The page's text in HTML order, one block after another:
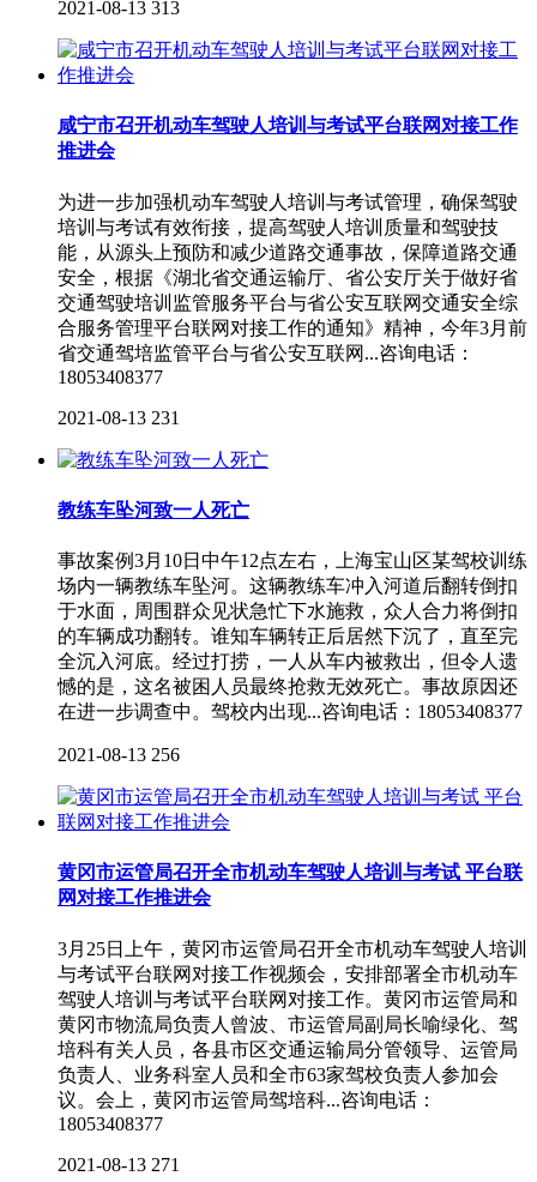
2021-08-13 313
咸宁市召开机动车驾驶人培训与考试平台联网对接工作
推进会
为进一步加强机动车驾驶人培训与考试管理，确保驾驶
培训与考试有效衔接，提高驾驶人培训质量和驾驶技
能，从源头上预防和减少道路交通事故，保障道路交通
安全，根据《湖北省交通运输厅、省公安厅关于做好省
交通驾驶培训监管服务平台与省公安互联网交通安全综
合服务管理平台联网对接工作的通知》精神，今年3月前
省交通驾培监管平台与省公安互联网...咨询电话：
18053408377
2021-08-13 231
教练车坠河致一人死亡
事故案例3月10日中午12点左右，上海宝山区某驾校训练
场内一辆教练车坠河。这辆教练车冲入河道后翻转倒扣
于水面，周围群众见状急忙下水施救，众人合力将倒扣
的车辆成功翻转。谁知车辆转正后居然下沉了，直至完
全沉入河底。经过打捞，一人从车内被救出，但令人遗
憾的是，这名被困人员最终抢救无效死亡。事故原因还
在进一步调查中。驾校内出现...咨询电话：18053408377
2021-08-13 256
黄冈市运管局召开全市机动车驾驶人培训与考试 平台联
网对接工作推进会
3月25日上午，黄冈市运管局召开全市机动车驾驶人培训
与考试平台联网对接工作视频会，安排部署全市机动车
驾驶人培训与考试平台联网对接工作。黄冈市运管局和
黄冈市物流局负责人曾波、市运管局副局长喻绿化、驾
培科有关人员，各县市区交通运输局分管领导、运管局
负责人、业务科室人员和全市63家驾校负责人参加会
议。会上，黄冈市运管局驾培科...咨询电话：
18053408377
2021-08-13 271